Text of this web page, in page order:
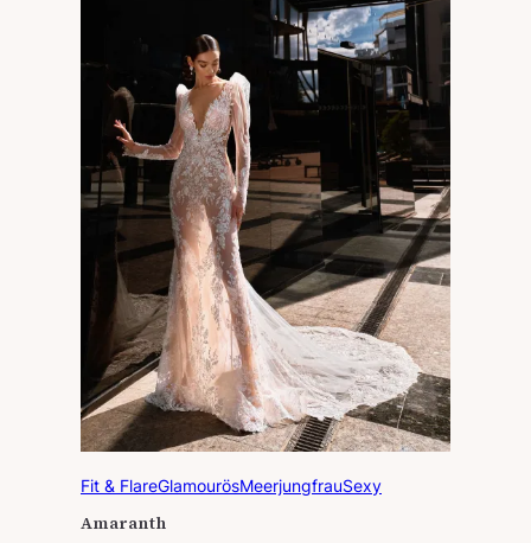
Fit & FlareGlamourösMeerjungfrauSexy
Amaranth